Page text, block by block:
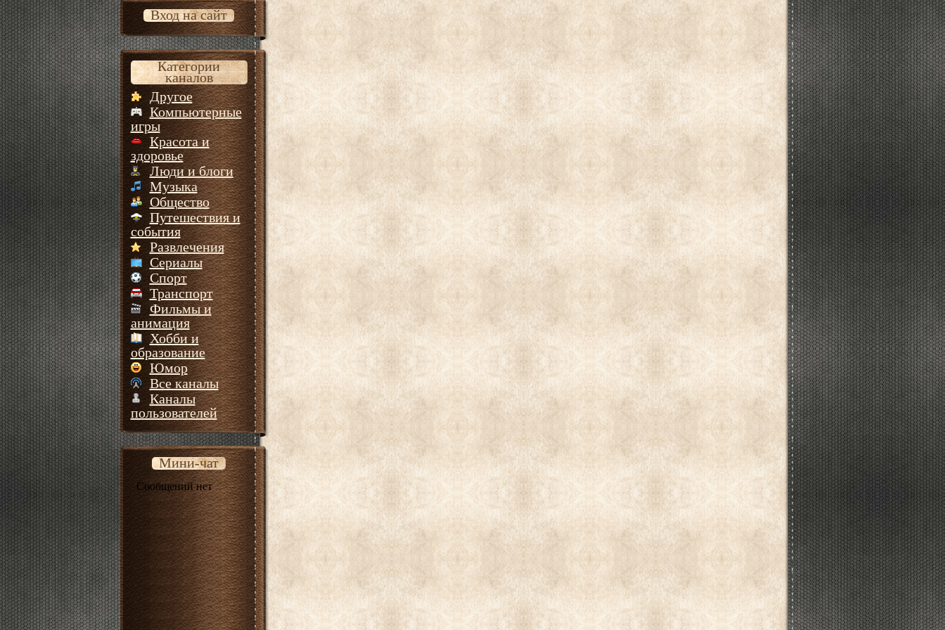
Вход на сайт
Категории
каналов
Другое
Компьютерные
игры
Красота и
здоровье
Люди и блоги
Музыка
Общество
Путешествия и
события
Развлечения
Сериалы
Спорт
Транспорт
Фильмы и
анимация
Хобби и
образование
Юмор
Все каналы
Каналы
пользователей
Мини-чат